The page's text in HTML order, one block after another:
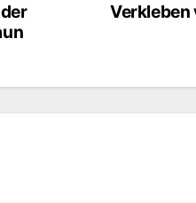
Verkleben